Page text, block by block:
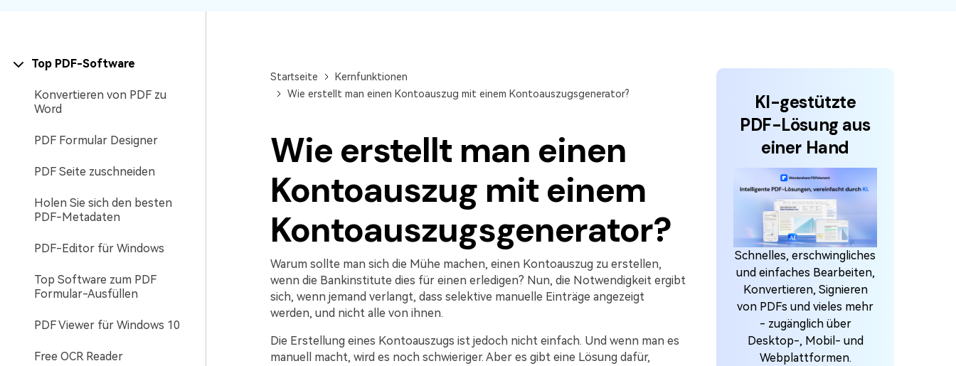
Top PDF-Software
Konvertieren von PDF zu
Word
PDF Formular Designer
PDF Seite zuschneiden
Holen Sie sich den besten
PDF-Metadaten
PDF-Editor für Windows
Top Software zum PDF
Formular-Ausfüllen
PDF Viewer für Windows 10
Free OCR Reader
Startseite
Kernfunktionen
Wie erstellt man einen Kontoauszug mit einem Kontoauszugsgenerator?
Wie erstellt man einen
Kontoauszug mit einem
Kontoauszugsgenerator?
Warum sollte man sich die Mühe machen, einen Kontoauszug zu erstellen,
wenn die Bankinstitute dies für einen erledigen? Nun, die Notwendigkeit ergibt
sich, wenn jemand verlangt, dass selektive manuelle Einträge angezeigt
werden, und nicht alle von ihnen.
Die Erstellung eines Kontoauszugs ist jedoch nicht einfach. Und wenn man es
manuell macht, wird es noch schwieriger. Aber es gibt eine Lösung dafür,
KI-gestützte
PDF-Lösung aus
einer Hand
Schnelles, erschwingliches
und einfaches Bearbeiten,
Konvertieren, Signieren
von PDFs und vieles mehr
- zugänglich über
Desktop-, Mobil- und
Webplattformen.